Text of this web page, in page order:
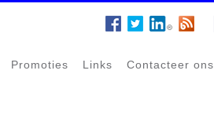
Promoties Links Contacteer ons